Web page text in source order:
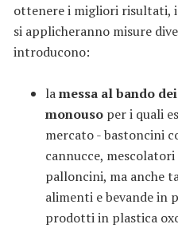
ottenere i migliori risultati,
si applicheranno misure
introducono:
lamessa al bando
monouso per i quali
mercato - bastoncini
cannucce,
palloncini, ma anche
alimenti e bevande in
prodotti in plastica